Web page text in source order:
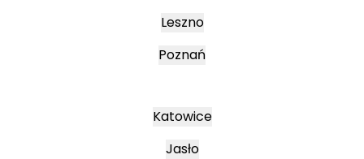
Leszno
Poznań
Katowice
Jasło